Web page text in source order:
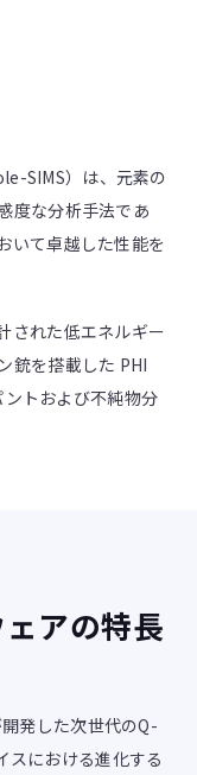
SIMS）は、元素の
度な分析手法であ
いて卓越した性能を
された低エネルギー
銃を搭載した PHI
トおよび不純物分
アの特長
発した次世代のQ-
スにおける進化する